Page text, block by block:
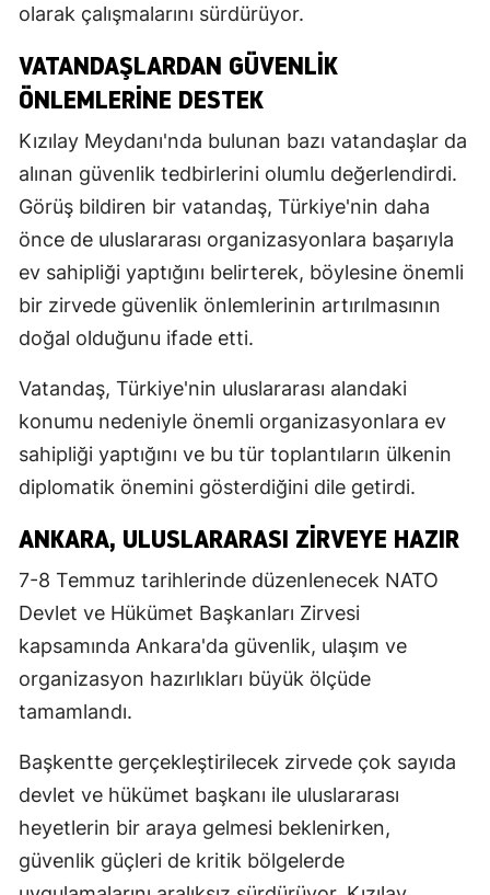
olarak çalışmalarını sürdürüyor.
VATANDAŞLARDAN GÜVENLIK
ÖNLEMLERINE DESTEK
Kızılay Meydanı'nda bulunan bazı vatandaşlar da
alınan güvenlik tedbirlerini olumlu değerlendirdi.
Görüş bildiren bir vatandaş, Türkiye'nin daha
önce de uluslararası organizasyonlara başarıyla
ev sahipliği yaptığını belirterek, böylesine önemli
bir zirvede güvenlik önlemlerinin artırılmasının
doğal olduğunu ifade etti.
Vatandaş, Türkiye'nin uluslararası alandaki
konumu nedeniyle önemli organizasyonlara ev
sahipliği yaptığını ve bu tür toplantıların ülkenin
diplomatik önemini gösterdiğini dile getirdi.
ANKARA, ULUSLARARASI ZIRVEYE HAZIR
7-8 Temmuz tarihlerinde düzenlenecek NATO
Devlet ve Hükümet Başkanları Zirvesi
kapsamında Ankara'da güvenlik, ulaşım ve
organizasyon hazırlıkları büyük ölçüde
tamamlandı.
Başkentte gerçekleştirilecek zirvede çok sayıda
devlet ve hükümet başkanı ile uluslararası
heyetlerin bir araya gelmesi beklenirken,
güvenlik güçleri de kritik bölgelerde